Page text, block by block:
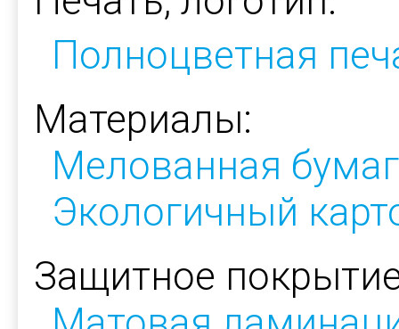
Полноцветная
Материалы:
Мелованная
Экологичный
Защитное